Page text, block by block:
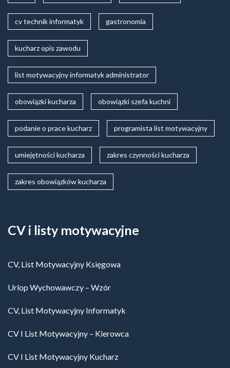
cv technik informatyk gastronomia
kucharz opis zawodu
list motywacyjny informatyk administrator
obowiązki kucharza obowiązki szefa kuchni
podanie o prace kucharz programista list motywacyjny
umiejętności kucharza zakres czynności kucharza
zakres obowiązków kucharza
CV i listy motywacyjne
CV, List Motywacyjny Księgowa
Urlop Wychowawczy – Wzór
CV, List Motywacyjny Informatyk
CV I List Motywacyjny – Kierowca
CV I List Motywacyjny Kucharz